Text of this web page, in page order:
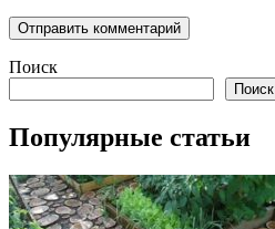
Поиск
Поиск
Популярные статьи